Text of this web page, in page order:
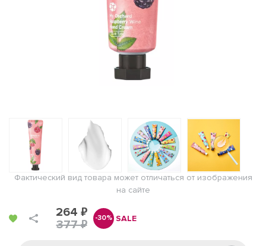
Фактический вид товара может отличаться от изображения
на сайте
264 ₽
377 ₽
-30% SALE